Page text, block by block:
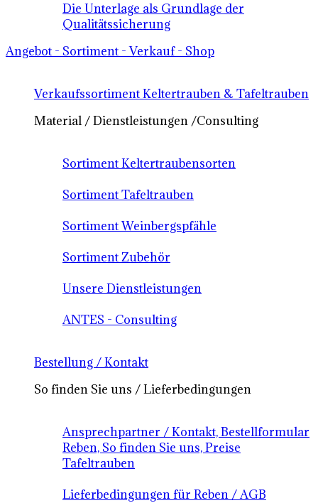
Die Unterlage als Grundlage der
Qualitätssicherung
Angebot - Sortiment - Verkauf - Shop
Verkaufssortiment Keltertrauben & Tafeltrauben
Material / Dienstleistungen /Consulting
Sortiment Keltertraubensorten
Sortiment Tafeltrauben
Sortiment Weinbergspfähle
Sortiment Zubehör
Unsere Dienstleistungen
ANTES - Consulting
Bestellung / Kontakt
So finden Sie uns / Lieferbedingungen
Ansprechpartner / Kontakt, Bestellformular
Reben, So finden Sie uns, Preise
Tafeltrauben
Lieferbedingungen für Reben / AGB